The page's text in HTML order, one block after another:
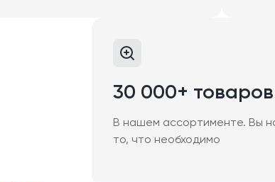
30 000+ товаров
В нашем ассортименте. Вы
то, что необходимо